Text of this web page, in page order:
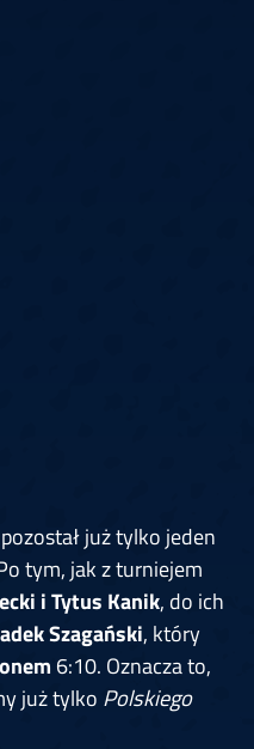
już tylko jeden
tym, jak z turniejem
i Tytus Kanik, do ich
Szagański, który
6:10. Oznacza to,
już tylko Polskiego